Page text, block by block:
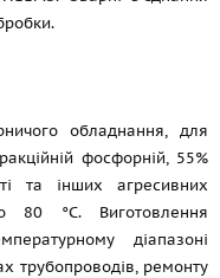
обладнання, для
фосфорній, 55%
та інших агресивних
80 °C. Виготовлення
діапазоні
трубопроводів, ремонту